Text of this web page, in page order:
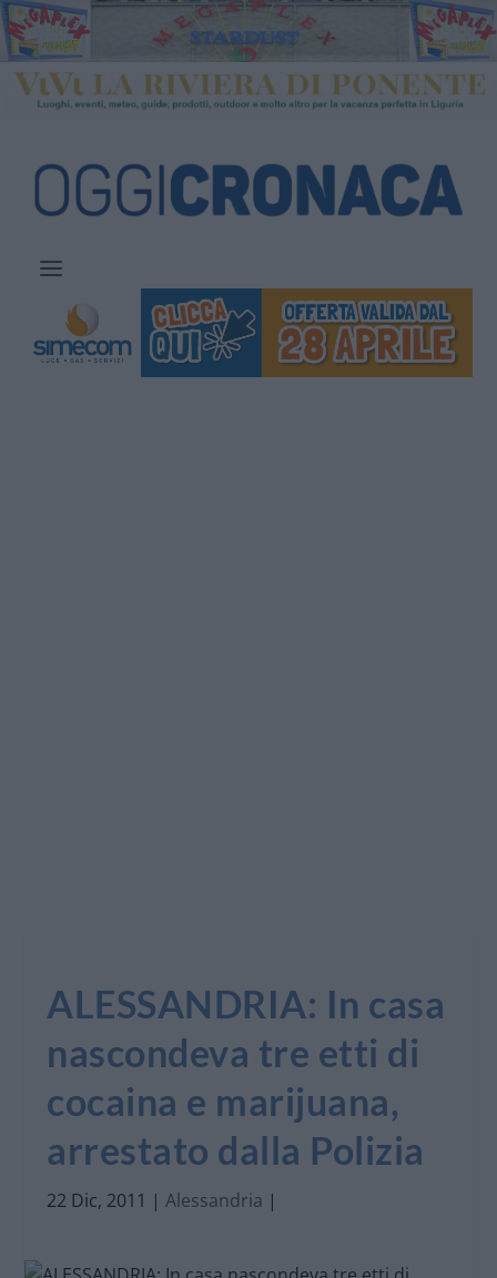
ALESSANDRIA: In casa
nascondeva tre etti di
cocaina e marijuana,
arrestato dalla Polizia
22 Dic, 2011 |Alessandria |